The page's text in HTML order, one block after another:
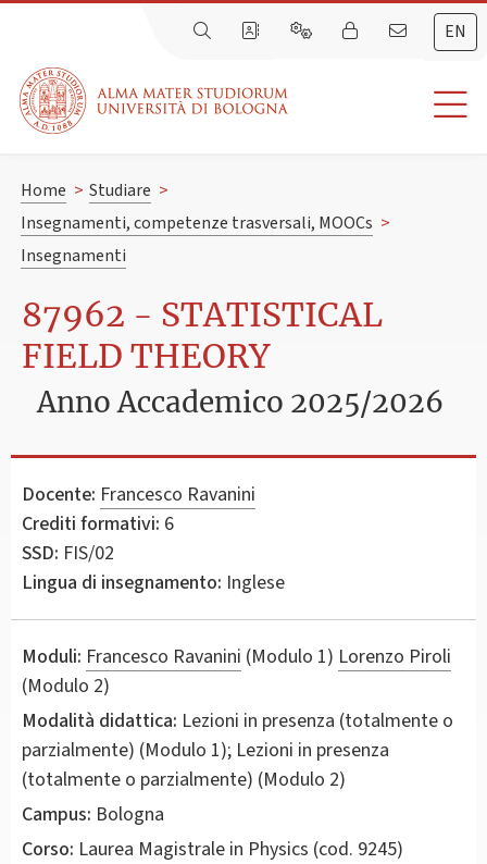
EN
Home > Studiare >
Insegnamenti, competenze trasversali, MOOCs >
Insegnamenti
87962 - STATISTICAL
FIELD THEORY
Anno Accademico 2025/2026
Docente: Francesco Ravanini
Crediti formativi: 6
SSD: FIS/02
Lingua di insegnamento: Inglese
Moduli: Francesco Ravanini (Modulo 1) Lorenzo Piroli
(Modulo 2)
Modalità didattica: Lezioni in presenza (totalmente o
parzialmente) (Modulo 1); Lezioni in presenza
(totalmente o parzialmente) (Modulo 2)
Campus: Bologna
Corso: Laurea Magistrale in Physics (cod. 9245)